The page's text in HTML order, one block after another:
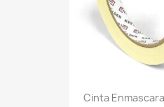
Cinta